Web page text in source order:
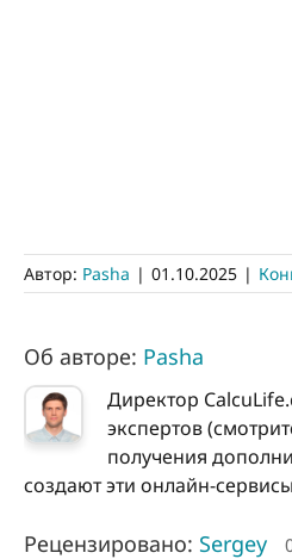
Автор: Pasha | 01.10.2025 |
Об авторе: Pasha
Директор
экспертов
получения
создают эти онлайн-
Рецензировано: Sergey